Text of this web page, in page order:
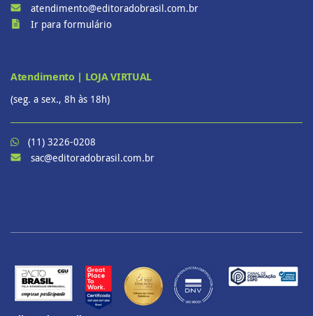
atendimento@editoradobrasil.com.br
Ir para formulário
Atendimento | LOJA VIRTUAL
(seg. a sex., 8h às 18h)
(11) 3226-0208
sac@editoradobrasil.com.br